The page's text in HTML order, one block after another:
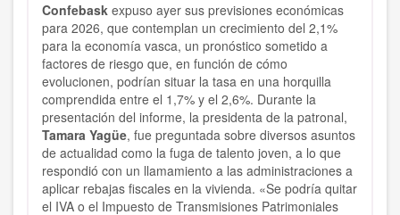
Confebask expuso ayer sus previsiones económicas
para 2026, que contemplan un crecimiento del 2,1%
para la economía vasca, un pronóstico sometido a
factores de riesgo que, en función de cómo
evolucionen, podrían situar la tasa en una horquilla
comprendida entre el 1,7% y el 2,6%. Durante la
presentación del informe, la presidenta de la patronal,
Tamara Yagüe, fue preguntada sobre diversos asuntos
de actualidad como la fuga de talento joven, a lo que
respondió con un llamamiento a las administraciones a
aplicar rebajas fiscales en la vivienda. «Se podría quitar
el IVA o el Impuesto de Transmisiones Patrimoniales